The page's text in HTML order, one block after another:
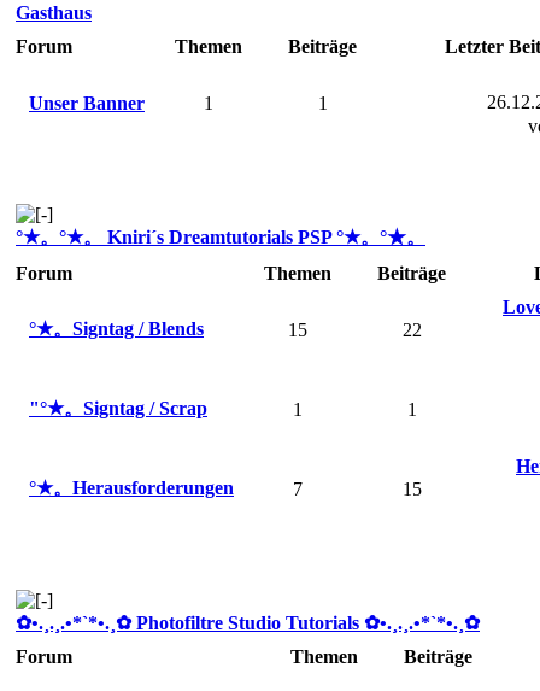
Gasthaus
Forum
Themen Beiträge Letzter
Unser Banner 1 1
°★。°★。 Kniri´s Dreamtutorials PSP °★。°★。
Forum
Themen Beiträge
°★。Signtag / Blends 15 22
"°★。Signtag / Scrap 1 1
°★。Herausforderungen 7 15
✿ •.¸.¸.•*`*•.¸✿ Photofiltre Studio Tutorials ✿ •.¸.¸.•*`*•.¸✿
Forum
Themen Beiträge